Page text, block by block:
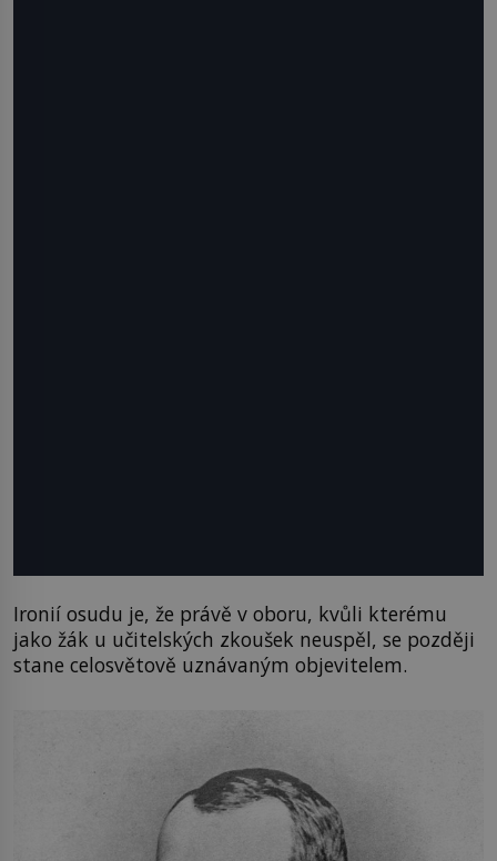
Ironií osudu je, že právě v oboru, kvůli kterému
jako žák u učitelských zkoušek neuspěl, se později
stane celosvětově uznávaným objevitelem.